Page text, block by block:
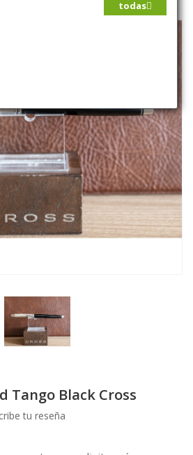
Tango Black Cross
tu reseña
todas